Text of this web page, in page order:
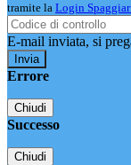
tramite la Login
E-mail inviata, si
Errore
Chiudi
Successo
Chiudi